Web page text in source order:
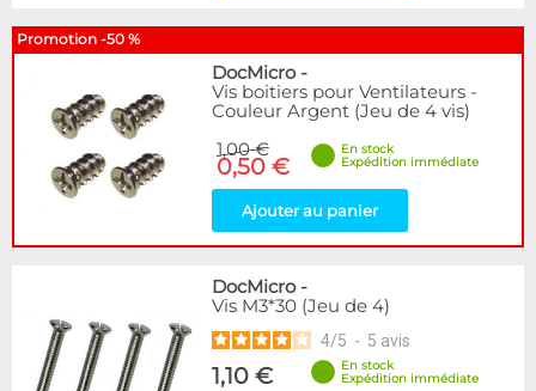
Promotion -50 %
DocMicro-
Vis boitiers pour Ventilateurs -
Couleur Argent (Jeu de 4 vis)
1,00 €
0,50 €
En stock
Expédition immédiate
Ajouter au panier
DocMicro-
Vis M3*30 (Jeu de 4)
4/5 - 5 avis
1,10 €
En stock
Expédition immédiate